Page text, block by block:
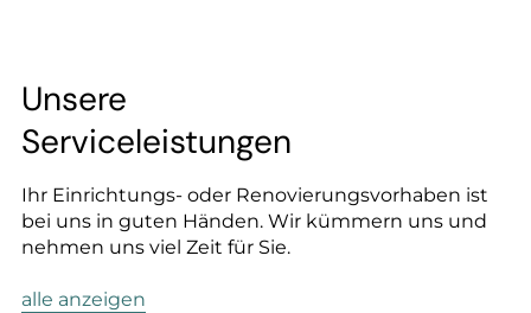
Unsere
Serviceleistungen
Ihr Einrichtungs- oder Renovierungsvorhaben ist
bei uns in guten Händen. Wir kümmern uns und
nehmen uns viel Zeit für Sie.
alle anzeigen